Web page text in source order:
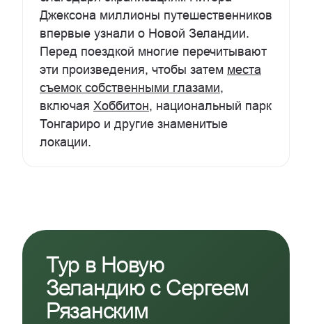
Джексона миллионы путешественников
впервые узнали о Новой Зеландии.
Перед поездкой многие перечитывают
эти произведения, чтобы затем места
съемок собственными глазами,
включая Хоббитон, национальный парк
Тонгариро и другие знаменитые
локации.
Тур в Новую
Зеландию с Сергеем
Рязанским